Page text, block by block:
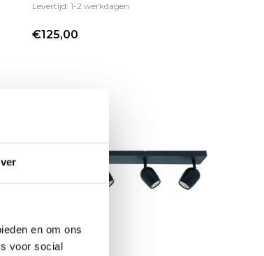
en om ons
voor social
Levertijd: 1-2 werkdagen
€125,00